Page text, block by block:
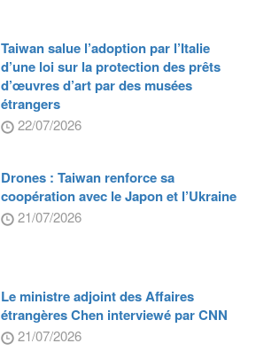
Taiwan salue l’adoption par l’Italie
d’une loi sur la protection des prêts
d’œuvres d’art par des musées
étrangers
22/07/2026
Drones : Taiwan renforce sa
coopération avec le Japon et l’Ukraine
21/07/2026
Le ministre adjoint des Affaires
étrangères Chen interviewé par CNN
21/07/2026